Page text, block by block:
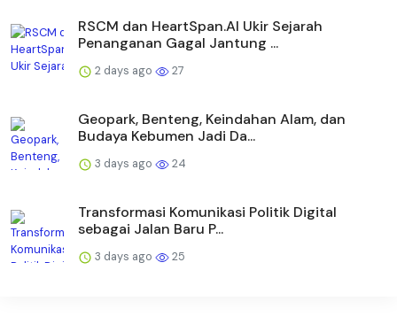
RSCM dan HeartSpan.AI Ukir Sejarah
Penanganan Gagal Jantung ...
2 days ago 27
Geopark, Benteng, Keindahan Alam, dan
Budaya Kebumen Jadi Da...
3 days ago 24
Transformasi Komunikasi Politik Digital
sebagai Jalan Baru P...
3 days ago 25